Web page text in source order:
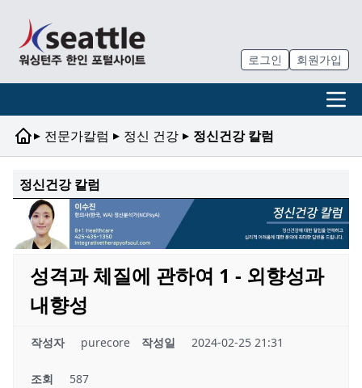
로그인 회원가입
▸ 전문가칼럼 ▸ 정신 건강 ▸ 정신건강 칼럼
정신건강 칼럼
성격과 체질에 관하여 1 - 외향성과
내향성
작성자 purecore 작성일 2024-02-25 21:31
조회 587